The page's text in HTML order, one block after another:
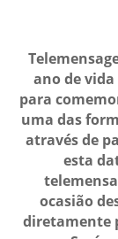
ano de
para
uma das
através de
esta
ocasião
diretamente